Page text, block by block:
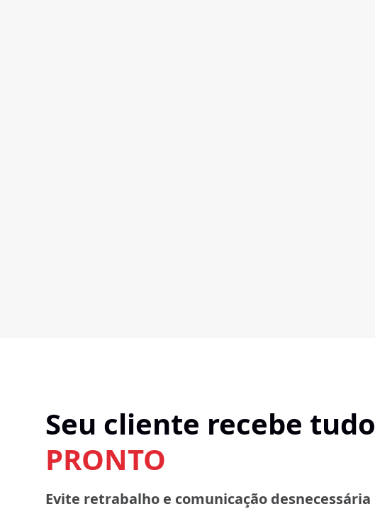
Seu cliente recebe tudo
PRONTO
Evite retrabalho e comunicação desnecessária